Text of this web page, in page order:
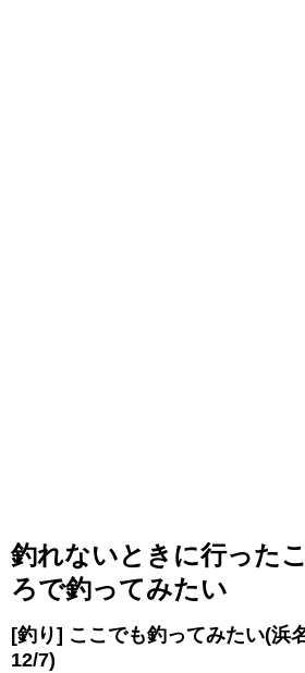
釣れないときに行った
ろで釣ってみたい
[釣り] ここでも釣ってみたい(浜
12/7)